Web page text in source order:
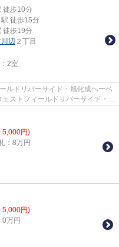
徒歩10分
駅 徒歩15分
徒歩19分
辺 ２丁目
2室
ルドリバーサイド・旭化成ヘーベ
ストフィールドリバーサイド・旭
5,000円)
：8万円
5,000円)
0万円